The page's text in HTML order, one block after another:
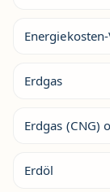
Erdgas
Erdgas (CNG)
Erdöl